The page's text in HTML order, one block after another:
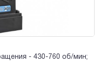
- 430-760 об/мин;